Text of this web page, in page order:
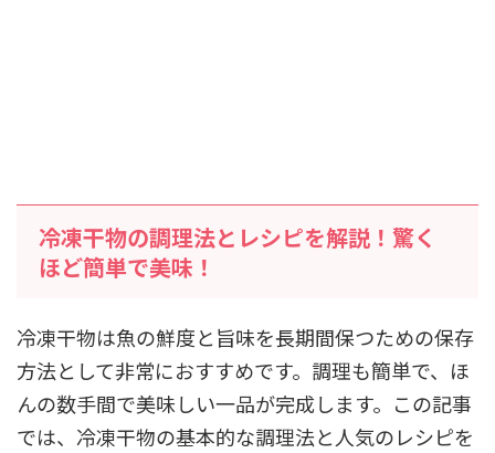
冷凍干物の調理法とレシピを解説！驚く
ほど簡単で美味！
冷凍干物は魚の鮮度と旨味を長期間保つための保存
方法として非常におすすめです。調理も簡単で、ほ
んの数手間で美味しい一品が完成します。この記事
では、冷凍干物の基本的な調理法と人気のレシピを